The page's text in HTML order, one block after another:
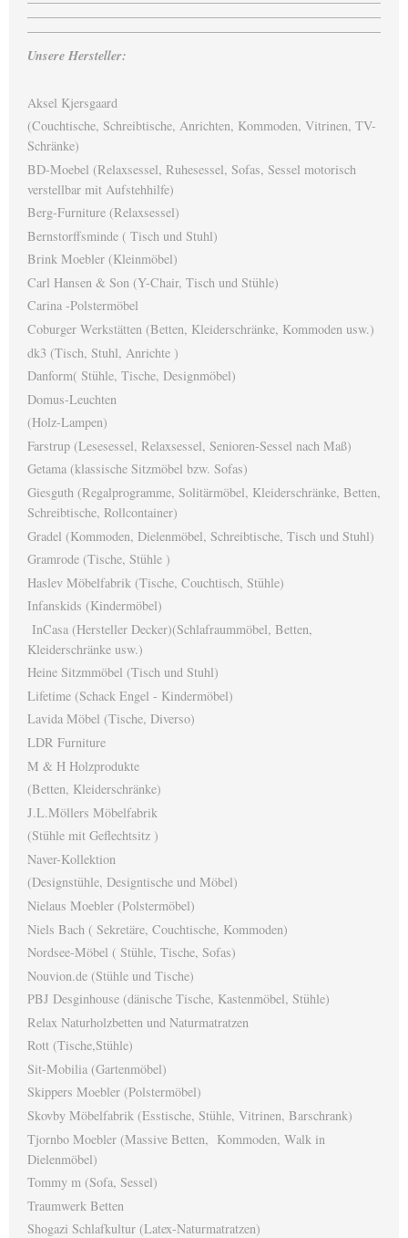
Unsere Hersteller:
Aksel Kjersgaard
(Couchtische, Schreibtische, Anrichten, Kommoden, Vitrinen, TV-
Schränke)
BD-Moebel (Relaxsessel, Ruhesessel, Sofas, Sessel motorisch
verstellbar mit Aufstehhilfe)
Berg-Furniture (Relaxsessel)
Bernstorffsminde ( Tisch und Stuhl)
Brink Moebler (Kleinmöbel)
Carl Hansen & Son (Y-Chair, Tisch und Stühle)
Carina -Polstermöbel
Coburger Werkstätten (Betten, Kleiderschränke, Kommoden usw.)
dk3 (Tisch, Stuhl, Anrichte )
Danform( Stühle, Tische, Designmöbel)
Domus-Leuchten
(Holz-Lampen)
Farstrup (Lesesessel, Relaxsessel, Senioren-Sessel nach Maß)
Getama (klassische Sitzmöbel bzw. Sofas)
Giesguth (Regalprogramme, Solitärmöbel, Kleiderschränke, Betten,
Schreibtische, Rollcontainer)
Gradel (Kommoden, Dielenmöbel, Schreibtische, Tisch und Stuhl)
Gramrode (Tische, Stühle )
Haslev Möbelfabrik (Tische, Couchtisch, Stühle)
Infanskids (Kindermöbel)
InCasa (Hersteller Decker)(Schlafraummöbel, Betten,
Kleiderschränke usw.)
Heine Sitzmmöbel (Tisch und Stuhl)
Lifetime (Schack Engel - Kindermöbel)
Lavida Möbel (Tische, Diverso)
LDR Furniture
M & H Holzprodukte
(Betten, Kleiderschränke)
J.L.Möllers Möbelfabrik
(Stühle mit Geflechtsitz )
Naver-Kollektion
(Designstühle, Designtische und Möbel)
Nielaus Moebler (Polstermöbel)
Niels Bach ( Sekretäre, Couchtische, Kommoden)
Nordsee-Möbel ( Stühle, Tische, Sofas)
Nouvion.de (Stühle und Tische)
PBJ Desginhouse (dänische Tische, Kastenmöbel, Stühle)
Relax Naturholzbetten und Naturmatratzen
Rott (Tische,Stühle)
Sit-Mobilia (Gartenmöbel)
Skippers Moebler (Polstermöbel)
Skovby Möbelfabrik (Esstische, Stühle, Vitrinen, Barschrank)
Tjornbo Moebler (Massive Betten, Kommoden, Walk in
Dielenmöbel)
Tommy m (Sofa, Sessel)
Traumwerk Betten
Shogazi Schlafkultur (Latex-Naturmatratzen)